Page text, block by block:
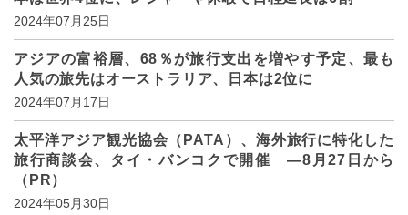
2024年07月25日
アジアの富裕層、68％が旅行支出を増やす予定、最も
人気の旅先はオーストラリア、日本は2位に
2024年07月17日
太平洋アジア観光協会（PATA）、海外旅行に特化した
旅行商談会、タイ・バンコクで開催 ―8月27日から
（PR）
2024年05月30日